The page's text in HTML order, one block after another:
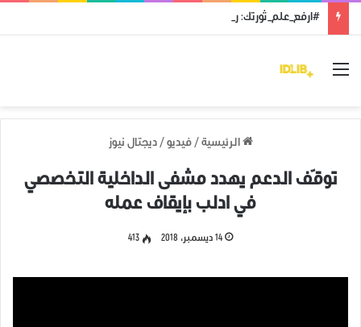
#ارفع_علم_ثورتك: رمز النضال ووحدة الهدف
القائمة
الرئيسية / فيديو / ديجتال نيوز
توقّف الدعم يهدد مشفى الداخلية التخصصي
في ادلب بإيقاف عمله
14 ديسمبر، 2018 413